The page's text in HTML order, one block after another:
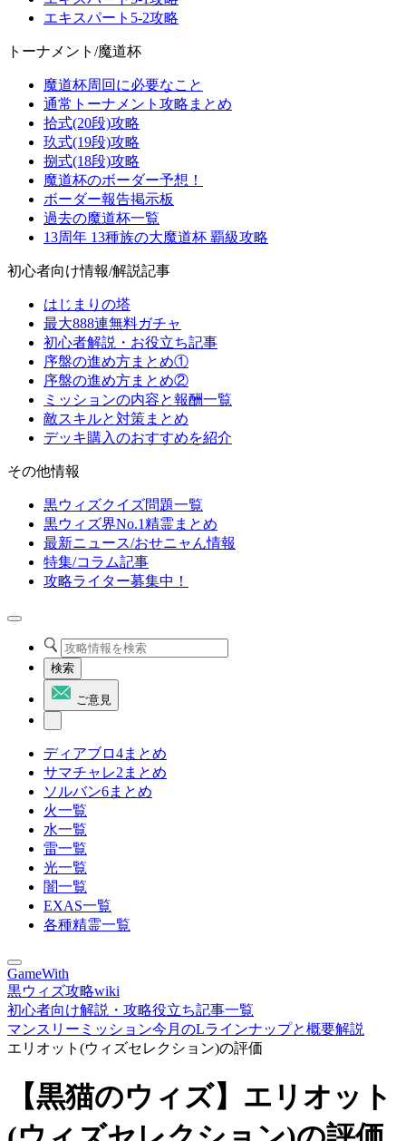
エキスパート5-2攻略
トーナメント/魔道杯
魔道杯周回に必要なこと
通常トーナメント攻略まとめ
拾式(20段)攻略
玖式(19段)攻略
捌式(18段)攻略
魔道杯のボーダー予想！
ボーダー報告掲示板
過去の魔道杯一覧
13周年 13種族の大魔道杯 覇級攻略
初心者向け情報/解説記事
はじまりの塔
最大888連無料ガチャ
初心者解説・お役立ち記事
序盤の進め方まとめ①
序盤の進め方まとめ②
ミッションの内容と報酬一覧
敵スキルと対策まとめ
デッキ購入のおすすめを紹介
その他情報
黒ウィズクイズ問題一覧
黒ウィズ界No.1精霊まとめ
最新ニュース/おせニャん情報
特集/コラム記事
攻略ライター募集中！
検索
ご意見
ディアブロ4まとめ
サマチャレ2まとめ
ソルバン6まとめ
火一覧
水一覧
雷一覧
光一覧
闇一覧
EXAS一覧
各種精霊一覧
GameWith
黒ウィズ攻略wiki
初心者向け解説・攻略役立ち記事一覧
マンスリーミッション今月のLラインナップと概要解説
エリオット(ウィズセレクション)の評価
【黒猫のウィズ】エリオット